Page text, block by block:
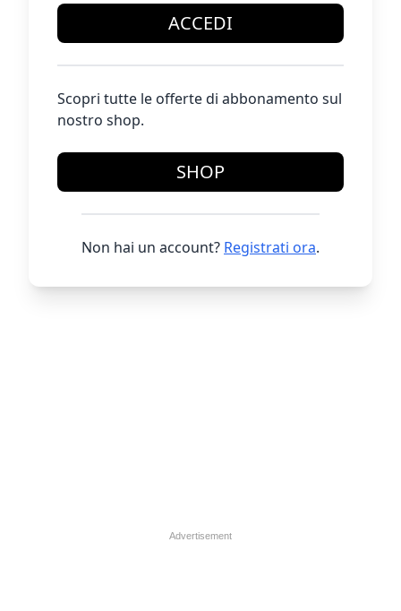
ACCEDI
Scopri tutte le offerte di abbonamento sul
nostro shop.
SHOP
Non hai un account? Registrati ora.